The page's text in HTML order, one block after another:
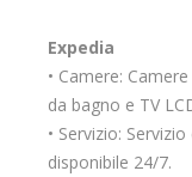
Expedia
• Camere:
da bagno e TV
• Servizio:
disponibile 24/7.